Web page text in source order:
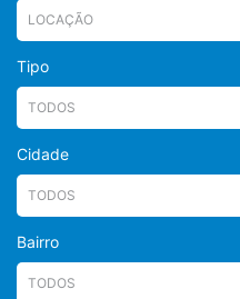
Tipo
Cidade
Bairro